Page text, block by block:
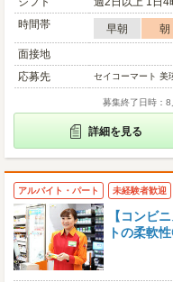
時間帯
早朝 朝
面接地
応募先
セイコーマート 美
募集終了日時：8
詳細を見る
アルバイト・パート 未経験者歓迎
【コンビ
トの柔軟